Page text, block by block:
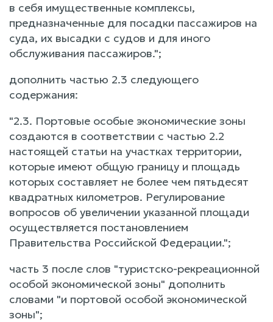
в себя имущественные комплексы,
предназначенные для посадки пассажиров на
суда, их высадки с судов и для иного
обслуживания пассажиров.";
дополнить частью 2.3 следующего
содержания:
"2.3. Портовые особые экономические зоны
создаются в соответствии с частью 2.2
настоящей статьи на участках территории,
которые имеют общую границу и площадь
которых составляет не более чем пятьдесят
квадратных километров. Регулирование
вопросов об увеличении указанной площади
осуществляется постановлением
Правительства Российской Федерации.";
часть 3 после слов "туристско-рекреационной
особой экономической зоны" дополнить
словами "и портовой особой экономической
зоны";